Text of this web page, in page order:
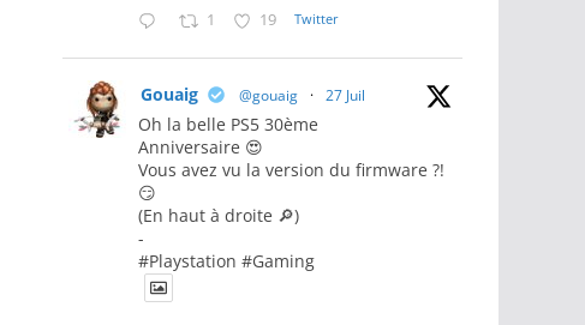
1 19 Twitter
Gouaig @gouaig · 27 Juil
Oh la belle PS5 30ème
Anniversaire 😍
Vous avez vu la version du firmware ?!
😏
(En haut à droite 🔎)
-
#Playstation #Gaming